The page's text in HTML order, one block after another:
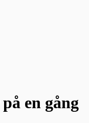
på en gång